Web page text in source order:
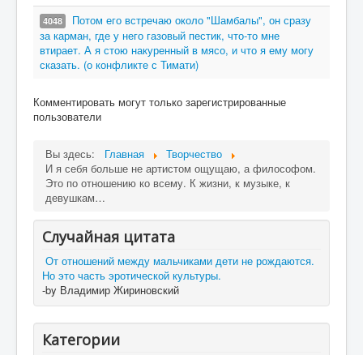
4048
Потом его встречаю около "Шамбалы", он сразу
за карман, где у него газовый пестик, что-то мне
втирает. А я стою накуренный в мясо, и что я ему могу
сказать. (о конфликте с Тимати)
Комментировать могут только зарегистрированные
пользователи
Вы здесь: Главная
Творчество
И я себя больше не артистом ощущаю, а философом.
Это по отношению ко всему. К жизни, к музыке, к
девушкам…
Случайная цитата
От отношений между мальчиками дети не рождаются.
Но это часть эротической культуры.
-by Владимир Жириновский
Категории